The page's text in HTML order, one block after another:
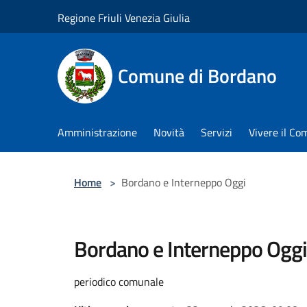
Regione Friuli Venezia Giulia
Comune di Bordano
Amministrazione Novità Servizi Vivere il
Home > Bordano e Interneppo Oggi
Bordano e Interneppo Oggi
periodico comunale